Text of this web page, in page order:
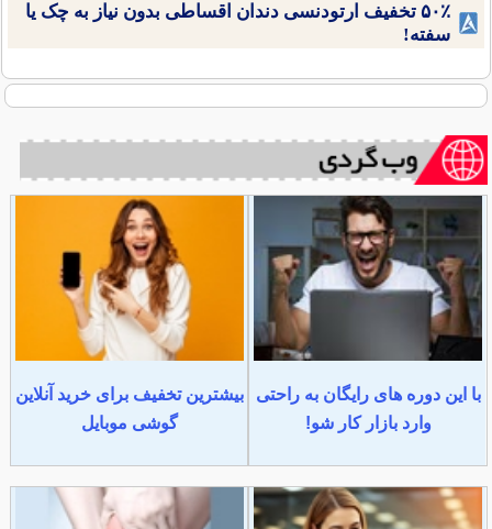
۵۰٪ تخفیف ارتودنسی دندان اقساطی بدون نیاز به چک یا
سفته!
با این دوره های رایگان به راحتی
وارد بازار کار شو!
بیشترین تخفیف برای خرید آنلاین
گوشی موبایل